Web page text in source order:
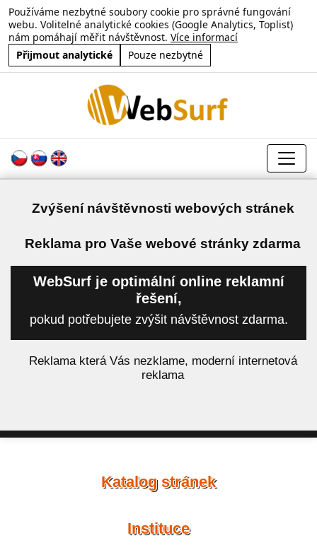
Používáme nezbytné soubory cookie pro správné fungování
webu. Volitelné analytické cookies (Google Analytics, Toplist)
nám pomáhají měřit návštěvnost. Více informací
Přijmout analytické
Pouze nezbytné
Zvýšení návštěvnosti webových stránek
Reklama pro Vaše webové stránky zdarma
WebSurf je optimální online reklamní
řešení,
pokud potřebujete zvýšit návštěvnost zdarma.
Reklama která Vás nezklame, moderní internetová
reklama
Katalog stránek
Instituce